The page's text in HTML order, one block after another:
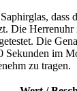
dass
Die Herrenuhr
Die
Sekunden im
zu tragen.